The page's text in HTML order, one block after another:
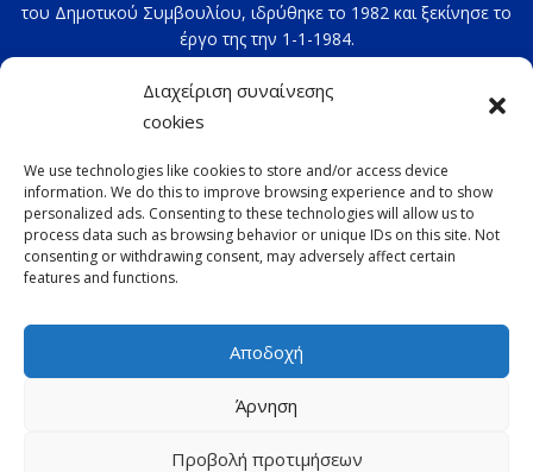
Διαχείριση συναίνεσης
cookies
We use technologies like cookies to store and/or access device
information. We do this to improve browsing experience and to show
personalized ads. Consenting to these technologies will allow us to
process data such as browsing behavior or unique IDs on this site. Not
consenting or withdrawing consent, may adversely affect certain
features and functions.
Αποδοχή
Άρνηση
Προβολή προτιμήσεων
του Δημοτικού Συμβουλίου, ιδρύθηκε το 1982 και ξεκίνησε το
έργο της την 1-1-1984.
e-mail:deyax@deyaxanthis.gr
Διεύθυνση: Τέρμα 4ης Οκτωβρίου
Copyright © 2022 ΔΕΥΑΞ με την επιφύλαξη παντός
Designed byCITIBILL